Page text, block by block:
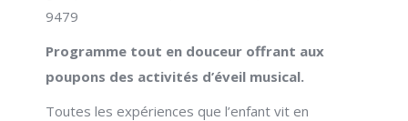
9479
Programme tout en douceur offrant aux
poupons des activités d’éveil musical.
Toutes les expériences que l’enfant vit en